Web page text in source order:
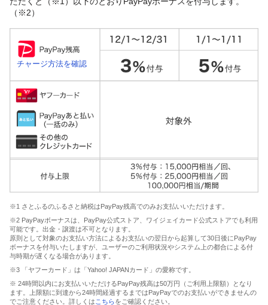
（※2）
チャージ方法を確認
※1 さとふるのふるさと納税はPayPay残高でのみお支払いいただけます。
※2 PayPayボーナスは、PayPay公式ストア、ワイジェイカード公式ストアでも利用
可能です。出金・譲渡は不可となります。
原則として対象のお支払い方法によるお支払いの翌日から起算して30日後にPayPay
ボーナスを付与いたしますが、ユーザーのご利用状況やシステム上の都合による付
与時期が遅くなる場合があります。
※3 「ヤフーカード」は「Yahoo! JAPANカード」の愛称です。
※ 24時間以内にお支払いいただけるPayPay残高は50万円（ご利用上限額）となり
ます。上限額に到達から24時間経過するまではPayPayでのお支払いができませんの
でご注意ください。詳しくは こちらをご確認ください。